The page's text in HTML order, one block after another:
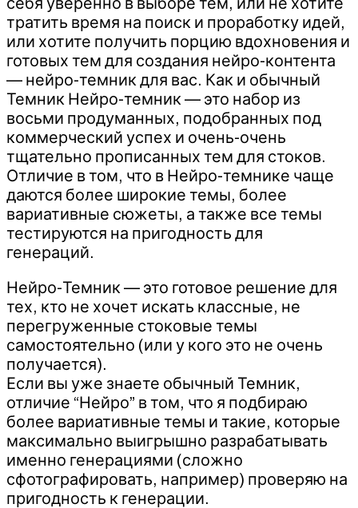
тратить время на поиск и проработку идей,
или хотите получить порцию вдохновения и
готовых тем для создания нейро-контента
— нейро-темник для вас. Как и обычный
Темник Нейро-темник — это набор из
восьми продуманных, подобранных под
коммерческий успех и очень-очень
тщательно прописанных тем для стоков.
Отличие в том, что в Нейро-темнике чаще
даются более широкие темы, более
вариативные сюжеты, а также все темы
тестируются на пригодность для
генераций.
Нейро-Темник — это готовое решение для
тех, кто не хочет искать классные, не
перегруженные стоковые темы
самостоятельно (или у кого это не очень
получается).
Если вы уже знаете обычный Темник,
отличие “Нейро” в том, что я подбираю
более вариативные темы и такие, которые
максимально выигрышно разрабатывать
именно генерациями (сложно
сфотографировать, например) проверяю на
пригодность к генерации.